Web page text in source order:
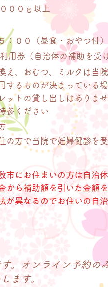
００ｇ以上
：００（昼食・おやつ付）
利用券（自治体の補助を受
え、おむつ、ミルクは当
するものが決まっている
ットの貸し出しはありま
参ください
の方で当院で妊婦健診を
市にお住まいの方は自治
から補助額を引いた金額
が異なるのでお住いの自
。オンライン予約の
ます。